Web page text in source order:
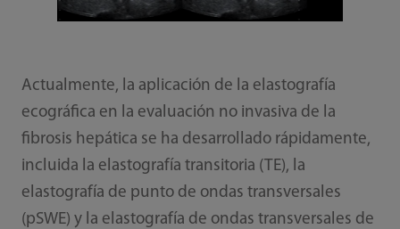
Actualmente, la aplicación de la elastografía
ecográfica en la evaluación no invasiva de la
fibrosis hepática se ha desarrollado rápidamente,
incluida la elastografía transitoria (TE), la
elastografía de punto de ondas transversales
(pSWE) y la elastografía de ondas transversales de